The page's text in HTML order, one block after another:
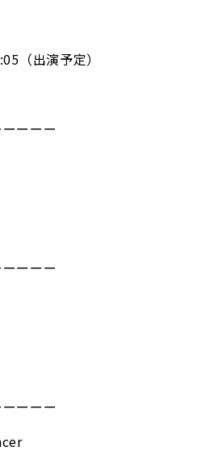
（出演予定）
ーーー
ーーー
ーーー